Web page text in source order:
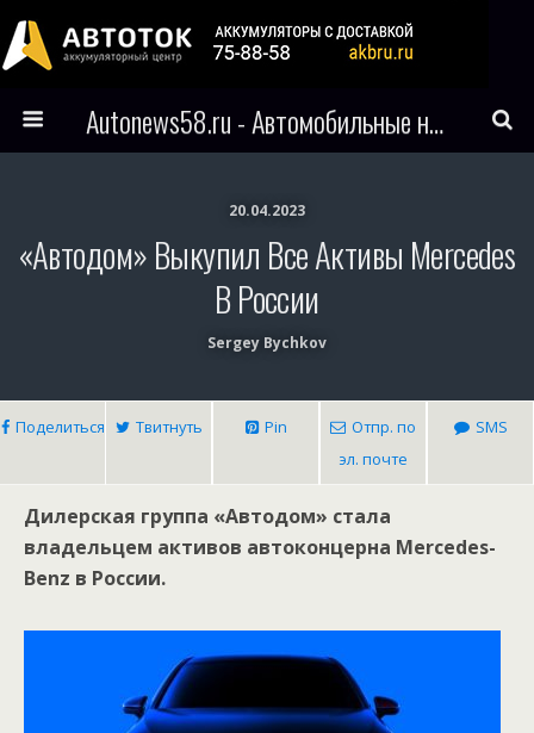
Autonews58.ru - Автомобильные новости Пензы и всего мира
20.04.2023
«Автодом» Выкупил Все Активы Mercedes
В России
Sergey Bychkov
Поделиться Твитнуть Pin
Отпр. по
эл. почте
SMS
Дилерская группа «Автодом» стала
владельцем активов автоконцерна Mercedes-
Benz в России.